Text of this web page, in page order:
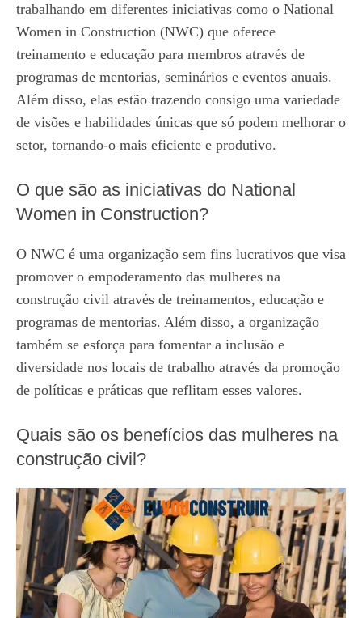
trabalhando em diferentes iniciativas como o National
Women in Construction (NWC) que oferece
treinamento e educação para membros através de
programas de mentorias, seminários e eventos anuais.
Além disso, elas estão trazendo consigo uma variedade
de visões e habilidades únicas que só podem melhorar o
setor, tornando-o mais eficiente e produtivo.
O que são as iniciativas do National
Women in Construction?
O NWC é uma organização sem fins lucrativos que visa
promover o empoderamento das mulheres na
construção civil através de treinamentos, educação e
programas de mentorias. Além disso, a organização
também se esforça para fomentar a inclusão e
diversidade nos locais de trabalho através da promoção
de políticas e práticas que reflitam esses valores.
Quais são os benefícios das mulheres na
construção civil?